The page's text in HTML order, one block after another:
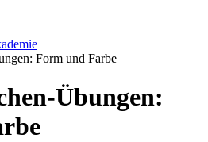
Form und Farbe
Übungen: